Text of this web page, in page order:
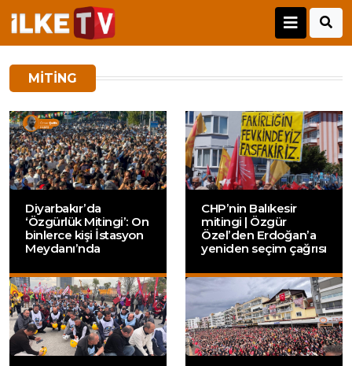
MITING
Diyarbakır’da
‘Özgürlük Mitingi’: On
binlerce kişi İstasyon
Meydanı’nda
CHP’nin Balıkesir
mitingi | Özgür
Özel’den Erdoğan’a
yeniden seçim çağrısı